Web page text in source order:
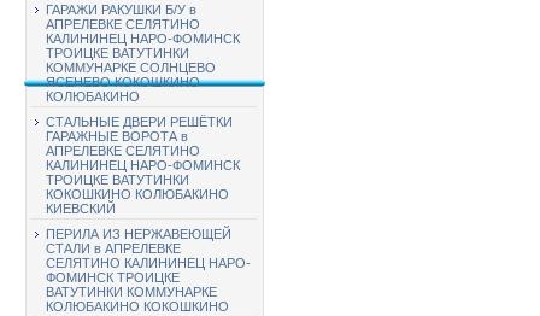
ГАРАЖИ РАКУШКИ Б/У в
АПРЕЛЕВКЕ СЕЛЯТИНО
КАЛИНИНЕЦ НАРО-ФОМИНСК
ТРОИЦКЕ ВАТУТИНКИ
КОММУНАРКЕ СОЛНЦЕВО
ЯСЕНЕВО КОКОШКИНО
КОЛЮБАКИНО
СТАЛЬНЫЕ ДВЕРИ РЕШЁТКИ
ГАРАЖНЫЕ ВОРОТА в
АПРЕЛЕВКЕ СЕЛЯТИНО
КАЛИНИНЕЦ НАРО-ФОМИНСК
ТРОИЦКЕ ВАТУТИНКИ
КОКОШКИНО КОЛЮБАКИНО
КИЕВСКИЙ
ПЕРИЛА ИЗ НЕРЖАВЕЮЩЕЙ
СТАЛИ в АПРЕЛЕВКЕ
СЕЛЯТИНО КАЛИНИНЕЦ НАРО-
ФОМИНСК ТРОИЦКЕ
ВАТУТИНКИ КОММУНАРКЕ
КОЛЮБАКИНО КОКОШКИНО